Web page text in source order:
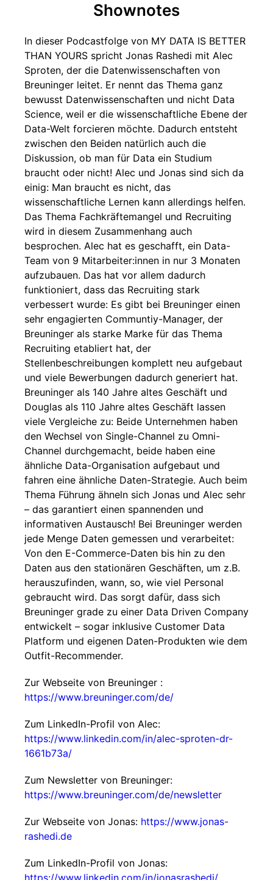
Shownotes
In dieser Podcastfolge von MY DATA IS BETTER
THAN YOURS spricht Jonas Rashedi mit Alec
Sproten, der die Datenwissenschaften von
Breuninger leitet. Er nennt das Thema ganz
bewusst Datenwissenschaften und nicht Data
Science, weil er die wissenschaftliche Ebene der
Data-Welt forcieren möchte. Dadurch entsteht
zwischen den Beiden natürlich auch die
Diskussion, ob man für Data ein Studium
braucht oder nicht! Alec und Jonas sind sich da
einig: Man braucht es nicht, das
wissenschaftliche Lernen kann allerdings helfen.
Das Thema Fachkräftemangel und Recruiting
wird in diesem Zusammenhang auch
besprochen. Alec hat es geschafft, ein Data-
Team von 9 Mitarbeiter:innen in nur 3 Monaten
aufzubauen. Das hat vor allem dadurch
funktioniert, dass das Recruiting stark
verbessert wurde: Es gibt bei Breuninger einen
sehr engagierten Communtiy-Manager, der
Breuninger als starke Marke für das Thema
Recruiting etabliert hat, der
Stellenbeschreibungen komplett neu aufgebaut
und viele Bewerbungen dadurch generiert hat.
Breuninger als 140 Jahre altes Geschäft und
Douglas als 110 Jahre altes Geschäft lassen
viele Vergleiche zu: Beide Unternehmen haben
den Wechsel von Single-Channel zu Omni-
Channel durchgemacht, beide haben eine
ähnliche Data-Organisation aufgebaut und
fahren eine ähnliche Daten-Strategie. Auch beim
Thema Führung ähneln sich Jonas und Alec sehr
– das garantiert einen spannenden und
informativen Austausch! Bei Breuninger werden
jede Menge Daten gemessen und verarbeitet:
Von den E-Commerce-Daten bis hin zu den
Daten aus den stationären Geschäften, um z.B.
herauszufinden, wann, so, wie viel Personal
gebraucht wird. Das sorgt dafür, dass sich
Breuninger grade zu einer Data Driven Company
entwickelt – sogar inklusive Customer Data
Platform und eigenen Daten-Produkten wie dem
Outfit-Recommender.
Zur Webseite von Breuninger :
https://www.breuninger.com/de/
Zum LinkedIn-Profil von Alec:
https://www.linkedin.com/in/alec-sproten-dr-
1661b73a/
Zum Newsletter von Breuninger:
https://www.breuninger.com/de/newsletter
Zur Webseite von Jonas: https://www.jonas-
rashedi.de
Zum LinkedIn-Profil von Jonas:
https://www.linkedin.com/in/jonasrashedi/